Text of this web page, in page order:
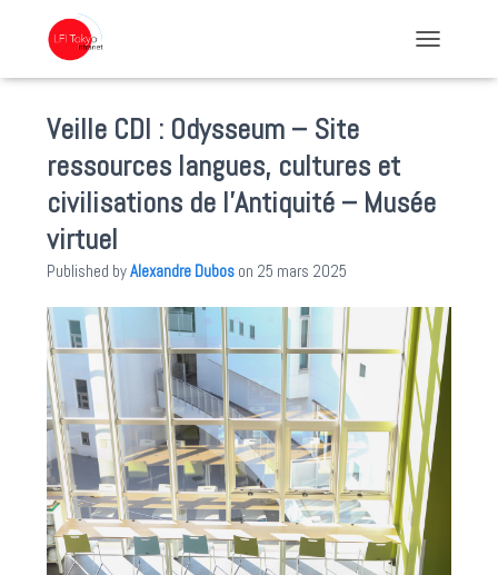
Veille CDI : Odysseum – Site
ressources langues, cultures et
civilisations de l’Antiquité – Musée
virtuel
Published byAlexandre Dubos on 25 mars 2025